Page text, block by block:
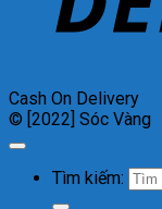
Cash On Delivery
© [2022] Sóc Vàng
Tìm kiếm: